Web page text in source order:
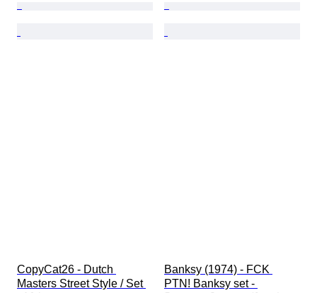
CopyCat26 - Dutch
Masters Street Style / Set
Banksy (1974) - FCK
PTN! Banksy set -